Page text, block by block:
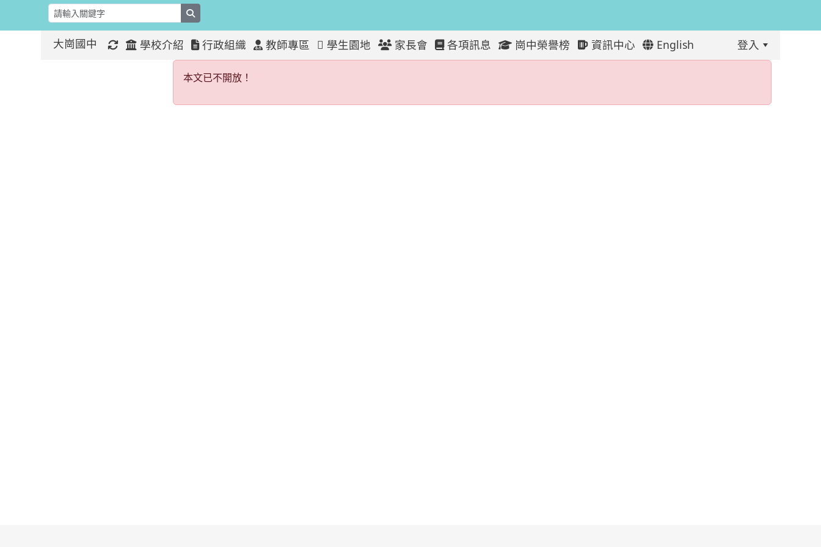
大崗國中 學校介紹 行政組織 教師專區 學生園地 家長會 各項訊息 崗中榮譽榜 資訊中心 English 登入
:::本文已不開放！
本文已不開放！